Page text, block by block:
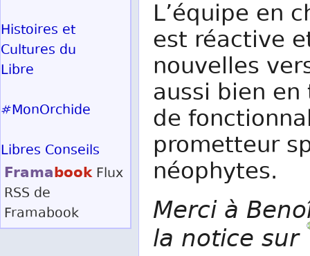
L’équipe en
est réactive
nouvelles
aussi bien en
de
prometteur
néophytes.
Merci à
la notice sur
Histoires et
Cultures du
Libre
#MonOrchide
Libres Conseils
Framabook Flux
RSS de
Framabook